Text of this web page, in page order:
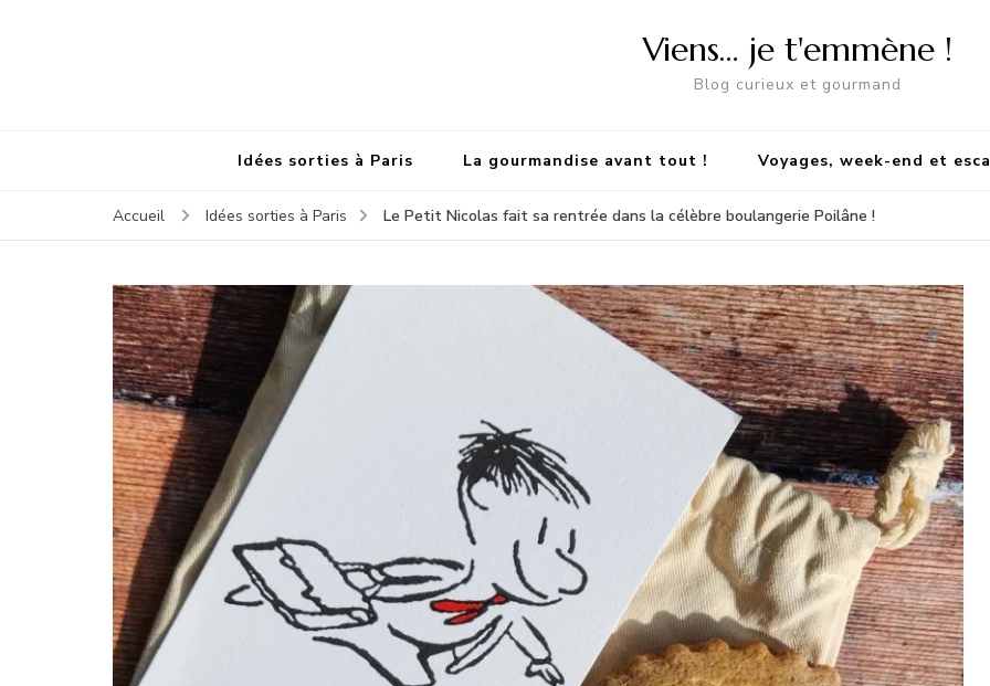
Viens… je t'emmène !
Blog curieux et gourmand
Idées sorties à Paris La gourmandise avant tout ! Voyages, week-end et
Accueil Idées sorties à Paris Le Petit Nicolas fait sa rentrée dans la célèbre boulangerie Poilâne !